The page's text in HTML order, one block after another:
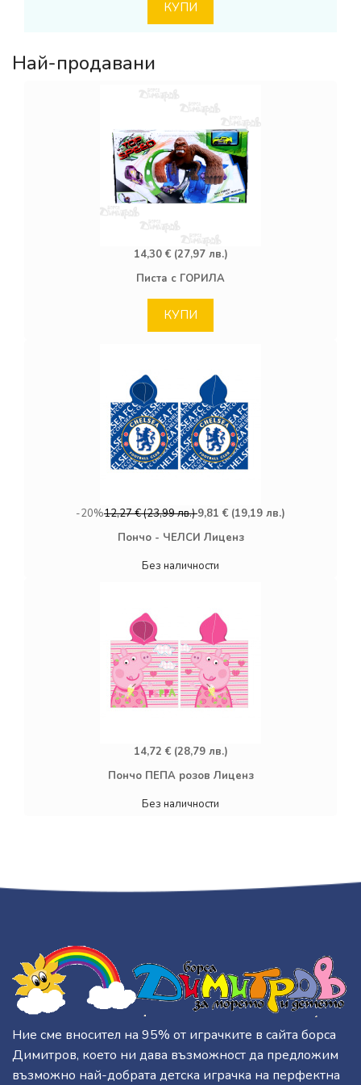
КУПИ
Най-продавани
14,30 € (27,97 лв.)
Писта с ГОРИЛА
КУПИ
-20%12,27 € (23,99 лв.)9,81 € (19,19 лв.)
Пончо - ЧЕЛСИ Лиценз
Без наличности
14,72 € (28,79 лв.)
Пончо ПЕПА розов Лиценз
Без наличности
Ние сме вносител на 95% от играчките в сайта борса
Димитров, което ни дава възможност да предложим
възможно най-добрата детска играчка на перфектна